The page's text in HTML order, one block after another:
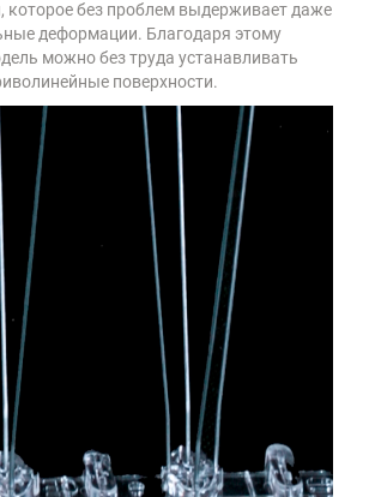
которое без проблем выдерживает даже
деформации. Благодаря этому
можно без труда устанавливать
поверхности.